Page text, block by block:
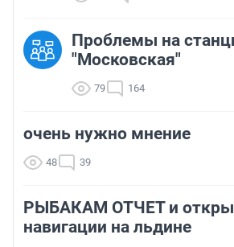
Проблемы на
"Московская"
79 164
очень нужно мнение
48 39
РЫБАКАМ ОТЧЕТ и
навигации на льдине